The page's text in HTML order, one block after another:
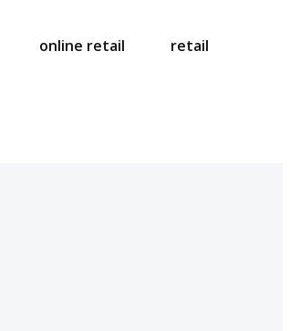
online retail retail